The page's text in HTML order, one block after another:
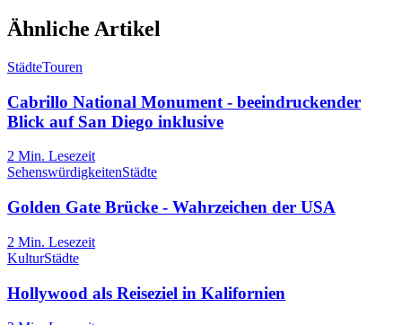
Ähnliche Artikel
StädteTouren
Cabrillo National Monument - beeindruckender
Blick auf San Diego inklusive
2 Min. Lesezeit
SehenswürdigkeitenStädte
Golden Gate Brücke - Wahrzeichen der USA
2 Min. Lesezeit
KulturStädte
Hollywood als Reiseziel in Kalifornien